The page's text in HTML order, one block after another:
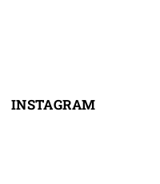
INSTAGRAM